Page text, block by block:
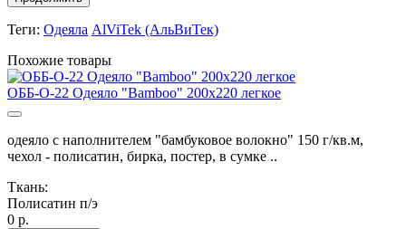
Теги: Одеяла AlViTek (АльВиТек)
Похожие товары
ОББ-О-22 Одеяло "Bamboo" 200х220 легкое
одеяло с наполнителем "бамбуковое волокно" 150 г/кв.м,
чехол - полисатин, бирка, постер, в сумке ..
Ткань:
Полисатин п/э
0 р.